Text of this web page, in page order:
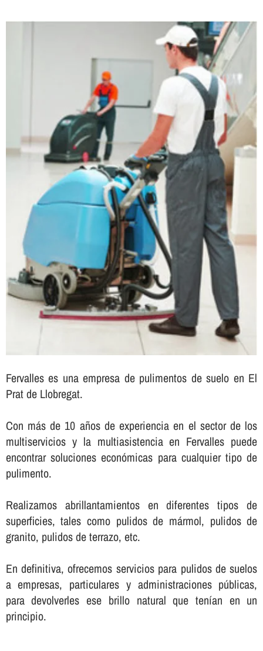
Fervalles es una empresa de pulimentos de suelo en El
Prat de Llobregat.
Con más de 10 años de experiencia en el sector de los
multiservicios y la multiasistencia en Fervalles puede
encontrar soluciones económicas para cualquier tipo de
pulimento.
Realizamos abrillantamientos en diferentes tipos de
superficies, tales como pulidos de mármol, pulidos de
granito, pulidos de terrazo, etc.
En definitiva, ofrecemos servicios para pulidos de suelos
a empresas, particulares y administraciones públicas,
para devolverles ese brillo natural que tení­an en un
principio.